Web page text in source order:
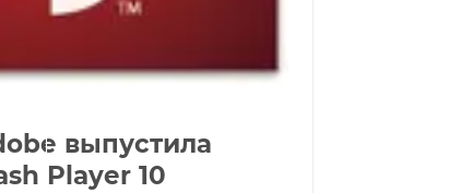
выпустила
Player 10